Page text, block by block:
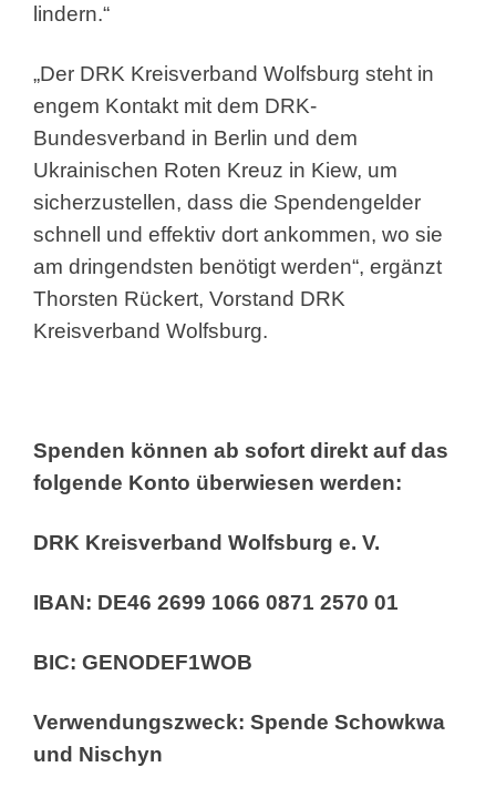
lindern.“
„Der DRK Kreisverband Wolfsburg steht in
engem Kontakt mit dem DRK-
Bundesverband in Berlin und dem
Ukrainischen Roten Kreuz in Kiew, um
sicherzustellen, dass die Spendengelder
schnell und effektiv dort ankommen, wo sie
am dringendsten benötigt werden“, ergänzt
Thorsten Rückert, Vorstand DRK
Kreisverband Wolfsburg.
Spenden können ab sofort direkt auf das
folgende Konto überwiesen werden:
DRK Kreisverband Wolfsburg e. V.
IBAN: DE46 2699 1066 0871 2570 01
BIC: GENODEF1WOB
Verwendungszweck: Spende Schowkwa
und Nischyn